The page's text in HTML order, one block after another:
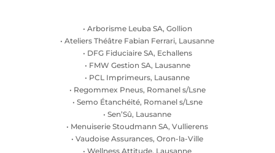
• Arborisme Leuba SA, Gollion
• Ateliers Théâtre Fabian Ferrari, Lausanne
• DFG Fiduciaire SA, Echallens
• FMW Gestion SA, Lausanne
• PCL Imprimeurs, Lausanne
• Regommex Pneus, Romanel s/Lsne
• Semo Étanchéité, Romanel s/Lsne
• Sen’Sû, Lausanne
• Menuiserie Stoudmann SA, Vullierens
• Vaudoise Assurances, Oron-la-Ville
• Wellness Attitude, Lausanne